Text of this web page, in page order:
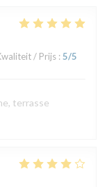
/ Prijs : 5/5
terrasse